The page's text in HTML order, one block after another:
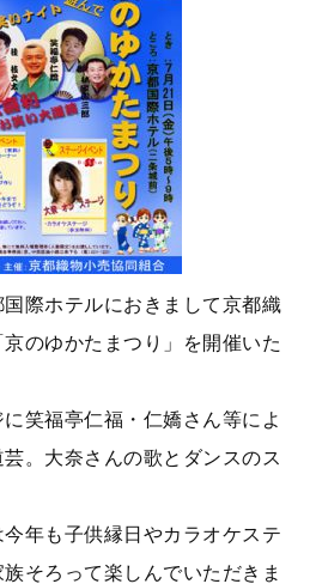
際ホテルにおきまして京都織
のゆかたまつり」を開催いた
笑福亭仁福・仁嬌さん等によ
。大奈さんの歌とダンスのス
年も子供縁日やカラオケステ
そろって楽しんでいただきま